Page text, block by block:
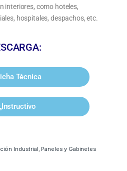
interiores, como hoteles,
hospitales, despachos, etc.
Técnica
Instructivo
Industrial, Paneles y Gabinetes